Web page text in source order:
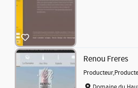
Renou Freres
Producteur,